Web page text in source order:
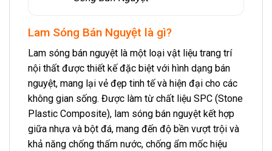
Lam Sóng Bán Nguyệt là gì?
Lam sóng bán nguyệt là một loại vật liệu trang trí
nội thất được thiết kế đặc biệt với hình dạng bán
nguyệt, mang lại vẻ đẹp tinh tế và hiện đại cho các
không gian sống. Được làm từ chất liệu SPC (Stone
Plastic Composite), lam sóng bán nguyệt kết hợp
giữa nhựa và bột đá, mang đến độ bền vượt trội và
khả năng chống thấm nước, chống ẩm mốc hiệu